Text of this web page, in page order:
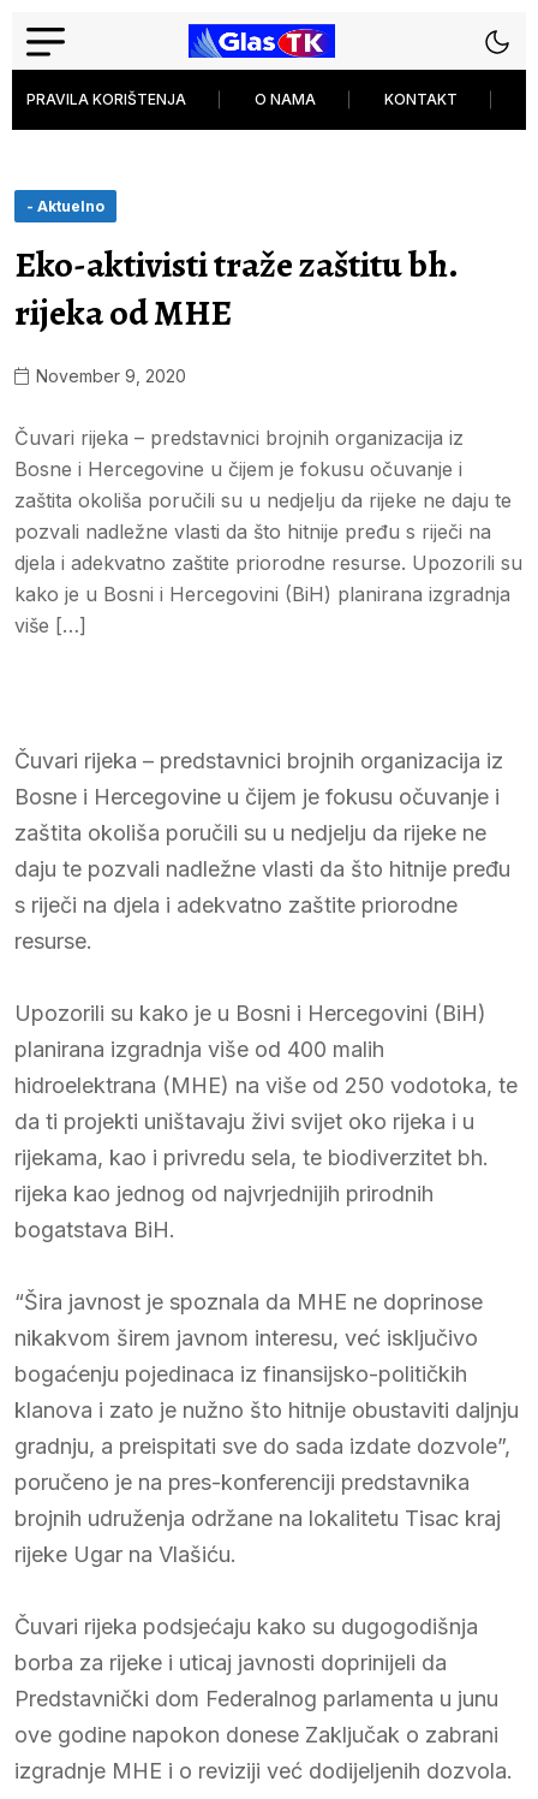
PRAVILA KORIŠTENJA O NAMA KONTAKT
- Aktuelno
Eko-aktivisti traže zaštitu bh.
rijeka od MHE
November 9, 2020
Čuvari rijeka – predstavnici brojnih organizacija iz
Bosne i Hercegovine u čijem je fokusu očuvanje i
zaštita okoliša poručili su u nedjelju da rijeke ne daju te
pozvali nadležne vlasti da što hitnije pređu s riječi na
djela i adekvatno zaštite priorodne resurse. Upozorili su
kako je u Bosni i Hercegovini (BiH) planirana izgradnja
više […]
Čuvari rijeka – predstavnici brojnih organizacija iz
Bosne i Hercegovine u čijem je fokusu očuvanje i
zaštita okoliša poručili su u nedjelju da rijeke ne
daju te pozvali nadležne vlasti da što hitnije pređu
s riječi na djela i adekvatno zaštite priorodne
resurse.
Upozorili su kako je u Bosni i Hercegovini (BiH)
planirana izgradnja više od 400 malih
hidroelektrana (MHE) na više od 250 vodotoka, te
da ti projekti uništavaju živi svijet oko rijeka i u
rijekama, kao i privredu sela, te biodiverzitet bh.
rijeka kao jednog od najvrjednijih prirodnih
bogatstava BiH.
“Šira javnost je spoznala da MHE ne doprinose
nikakvom širem javnom interesu, već isključivo
bogaćenju pojedinaca iz finansijsko-političkih
klanova i zato je nužno što hitnije obustaviti daljnju
gradnju, a preispitati sve do sada izdate dozvole”,
poručeno je na pres-konferenciji predstavnika
brojnih udruženja održane na lokalitetu Tisac kraj
rijeke Ugar na Vlašiću.
Čuvari rijeka podsjećaju kako su dugogodišnja
borba za rijeke i uticaj javnosti doprinijeli da
Predstavnički dom Federalnog parlamenta u junu
ove godine napokon donese Zaključak o zabrani
izgradnje MHE i o reviziji već dodijeljenih dozvola.